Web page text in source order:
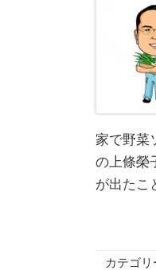
家で野菜
の上條榮
が出た
カテゴリ